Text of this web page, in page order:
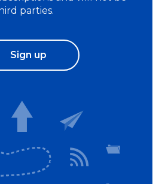
parties.